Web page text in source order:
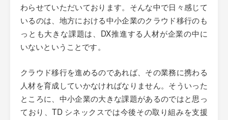
わらせていただいております。そんな中で日々感じて
いるのは、地方における中小企業のクラウド移行のも
っとも大きな課題は、DX推進する人材が企業の中に
いないということです。
クラウド移行を進めるのであれば、その業務に携わる
人材を育成していかなければなりません。そういった
ところに、中小企業の大きな課題があるのではと思っ
ており、TD シネックスでは今後その取り組みを支援